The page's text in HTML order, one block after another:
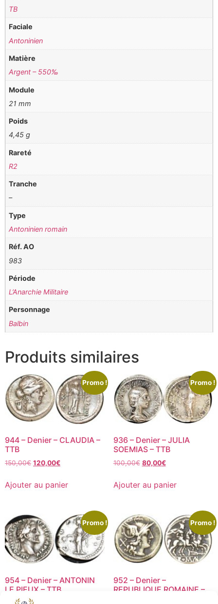
TB
Faciale
Antoninien
Matière
Argent – 550‰
Module
21 mm
Poids
4,45 g
Rareté
R2
Tranche
–
Type
Antoninien romain
Réf. AO
983
Période
L’Anarchie Militaire
Personnage
Balbin
Produits similaires
Promo !
944 – Denier – CLAUDIA –
TTB
150,00€ 120,00€
Ajouter au panier
Promo !
936 – Denier – JULIA
SOEMIAS – TTB
100,00€ 80,00€
Ajouter au panier
Promo !
954 – Denier – ANTONIN
LE PIEUX – TTB
Promo !
952 – Denier –
REPUBLIQUE ROMAINE –